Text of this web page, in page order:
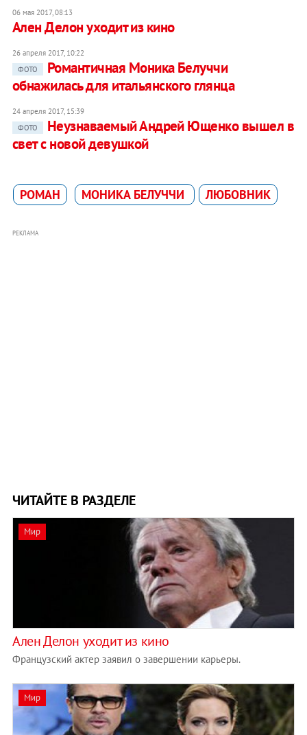
06 мая 2017, 08:13
Ален Делон уходит из кино
26 апреля 2017, 10:22
ФОТО
Романтичная Моника Белуччи
обнажилась для итальянского глянца
24 апреля 2017, 15:39
ФОТО
Неузнаваемый Андрей Ющенко вышел в
свет с новой девушкой
РОМАН МОНИКА БЕЛУЧЧИ ЛЮБОВНИК
РЕКЛАМА
ЧИТАЙТЕ В РАЗДЕЛЕ
Мир
Ален Делон уходит из кино
Французский актер заявил о завершении карьеры.
Мир